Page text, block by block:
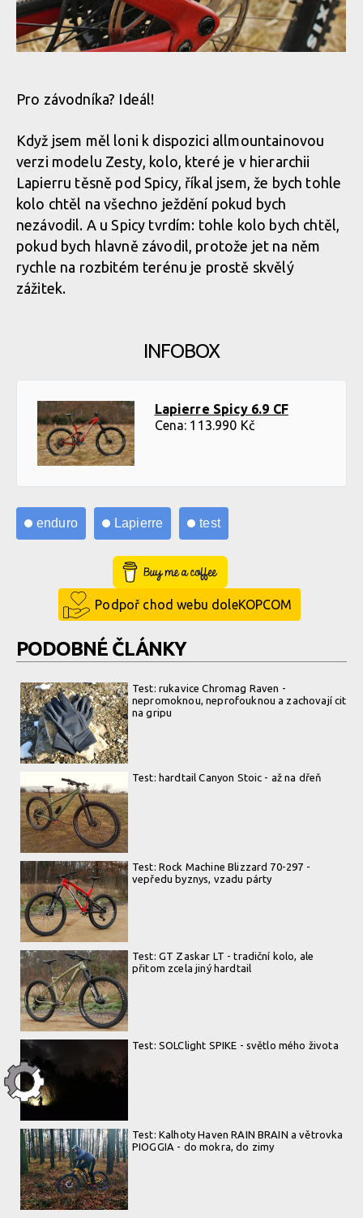
Brzdy SRAM G2 R - chtělo by to větší kotvy
Brzdy SRAM G2 R - chtělo by to větší kotvy
Brzdy SRAM G2 R - chtělo by to větší kotvy
Pro závodníka? Ideál!
Když jsem měl loni k dispozici allmountainovou
verzi modelu Zesty, kolo, které je v hierarchii
Lapierru těsně pod Spicy, říkal jsem, že bych tohle
kolo chtěl na všechno ježdění pokud bych
nezávodil. A u Spicy tvrdím: tohle kolo bych chtěl,
pokud bych hlavně závodil, protože jet na něm
rychle na rozbitém terénu je prostě skvělý
zážitek.
INFOBOX
Lapierre Spicy 6.9 CF
Cena: 113.990 Kč
enduro Lapierre test
Buy Me a Coffee
Podpoř chod webu doleKOPCOM
PODOBNÉ ČLÁNKY
Test: rukavice Chromag Raven -
nepromoknou, neprofouknou a zachovají cit
na gripu
Test: hardtail Canyon Stoic - až na dřeň
Test: Rock Machine Blizzard 70-297 -
vepředu byznys, vzadu párty
Test: GT Zaskar LT - tradiční kolo, ale
přitom zcela jiný hardtail
Test: SOLClight SPIKE - světlo mého života
Test: Kalhoty Haven RAIN BRAIN a větrovka
PIOGGIA - do mokra, do zimy